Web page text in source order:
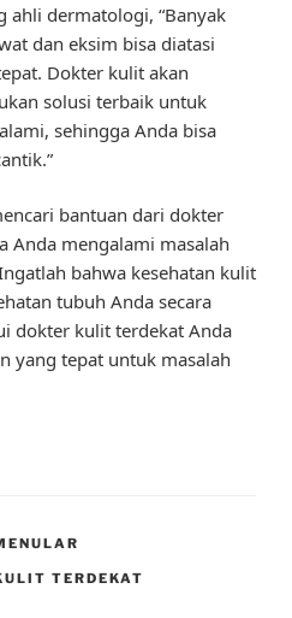
ahli dermatologi, “Banyak
dan eksim bisa diatasi
Dokter kulit akan
solusi terbaik untuk
sehingga Anda bisa
bantuan dari dokter
Anda mengalami masalah
bahwa kesehatan kulit
tubuh Anda secara
dokter kulit terdekat Anda
yang tepat untuk masalah
TERDEKAT